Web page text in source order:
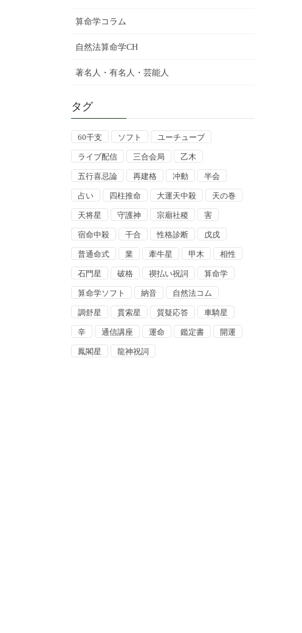
算命学コラム
自然法算命学CH
著名人・有名人・芸能人
タグ
60干支 ソフト ユーチューブ
ライブ配信 三合会局 乙木
五行喜忌論 再建格 冲動 半会
占い 四柱推命 大運天中殺 天の巻
天将星 守護神 宗廟社稷 害
宿命中殺 干合 性格診断 戊戌
普通命式 業 牽牛星 甲木 相性
石門星 破格 禊払い祝詞 算命学
算命学ソフト 納音 自然法コム
調舒星 貫索星 質疑応答 車騎星
辛 通信講座 運命 鑑定書 開運
鳳閣星 龍神祝詞